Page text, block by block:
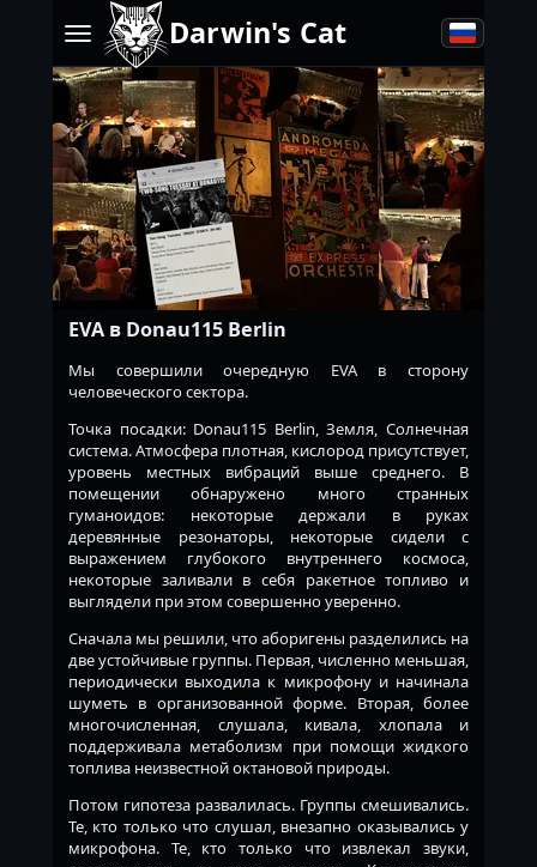
Darwin's Cat
EVA в Donau115 Berlin
Мы совершили очередную EVA в сторону
человеческого сектора.
Точка посадки: Donau115 Berlin, Земля, Солнечная
система. Атмосфера плотная, кислород присутствует,
уровень местных вибраций выше среднего. В
помещении обнаружено много странных
гуманоидов: некоторые держали в руках
деревянные резонаторы, некоторые сидели с
выражением глубокого внутреннего космоса,
некоторые заливали в себя ракетное топливо и
выглядели при этом совершенно уверенно.
Сначала мы решили, что аборигены разделились на
две устойчивые группы. Первая, численно меньшая,
периодически выходила к микрофону и начинала
шуметь в организованной форме. Вторая, более
многочисленная, слушала, кивала, хлопала и
поддерживала метаболизм при помощи жидкого
топлива неизвестной октановой природы.
Потом гипотеза развалилась. Группы смешивались.
Те, кто только что слушал, внезапно оказывались у
микрофона. Те, кто только что извлекал звуки,